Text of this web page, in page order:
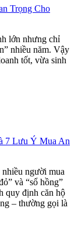
Trọng Cho
lớn nhưng chỉ
nhiều năm. Vậy
tốt, vừa sinh
7 Lưu Ý Mua An
người mua
và “sổ hồng”
quy định căn hộ
– thường gọi là